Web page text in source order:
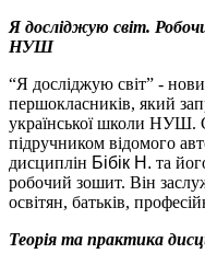
Я досліджую світ.
НУШ
“Я досліджую світ” -
першокласників, який
української школи НУШ.
підручником відомого
дисциплін Бібік Н. та
робочий зошит. Він
освітян, батьків,
Теорія та практика